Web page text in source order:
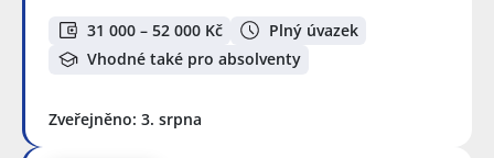
31 000 – 52 000 Kč
Plný úvazek
Vhodné také pro absolventy
Zveřejněno: 3. srpna